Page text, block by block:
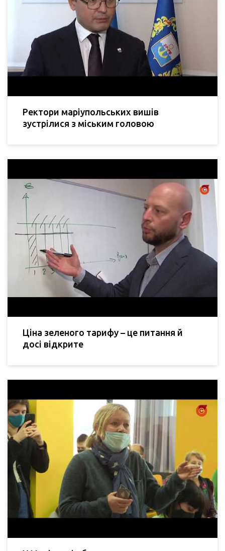
Ректори маріупольських вишів
зустрілися з міським головою
Ціна зеленого тарифу – це питання й
досі відкрите